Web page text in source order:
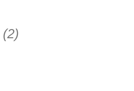
(2)